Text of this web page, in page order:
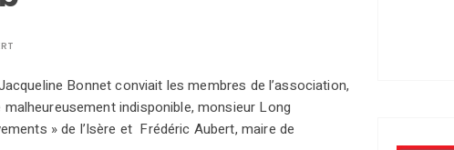
Bonnet conviait les membres de l’association,
indisponible, monsieur Long
» de l’Isère et Frédéric Aubert, maire de